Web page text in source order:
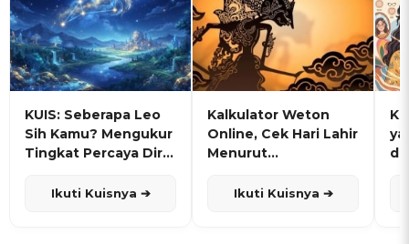
KUIS: Seberapa Leo
Sih Kamu? Mengukur
Tingkat Percaya Diri
Ikuti Kuisnya ➔
Kalkulator Weton
Online, Cek Hari Lahir
Menurut
Ikuti Kuisnya ➔